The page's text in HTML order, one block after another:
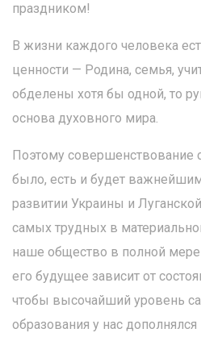
праздником!
В жизни каждого человека
ценности — Родина, семья,
обделены хотя бы одной, то
основа духовного мира.
Поэтому совершенствование
было, есть и будет
развитии Украины и
самых трудных в
наше общество в полной мере
его будущее зависит от
чтобы высочайший уровень
образования у нас